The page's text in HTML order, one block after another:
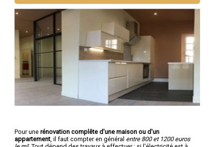
Pour une rénovation complête d'une maison ou d'un
appartement , il faut compter en général entre 800 et 1200 euros